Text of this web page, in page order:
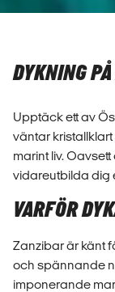
DYKNING
Upptäck ett av
väntar kristallklart
marint liv.
vidareutbilda dig
VARFÖR
Zanzibar är känt
och spännande
imponerande